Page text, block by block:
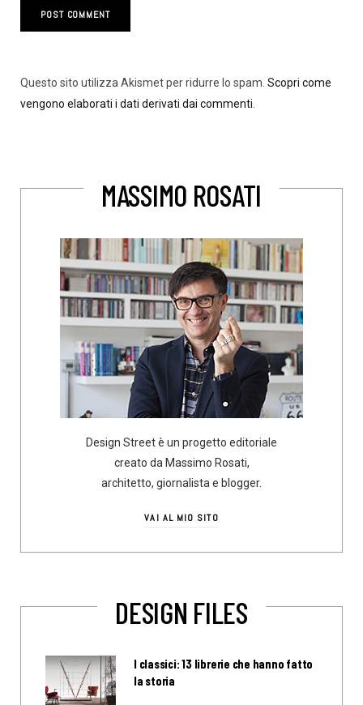
Questo sito utilizza Akismet per ridurre lo spam. Scopri come
vengono elaborati i dati derivati dai commenti.
MASSIMO ROSATI
Design Street è un progetto editoriale
creato da Massimo Rosati,
architetto, giornalista e blogger.
VAI AL MIO SITO
DESIGN FILES
I classici: 13 librerie che hanno fatto
la storia